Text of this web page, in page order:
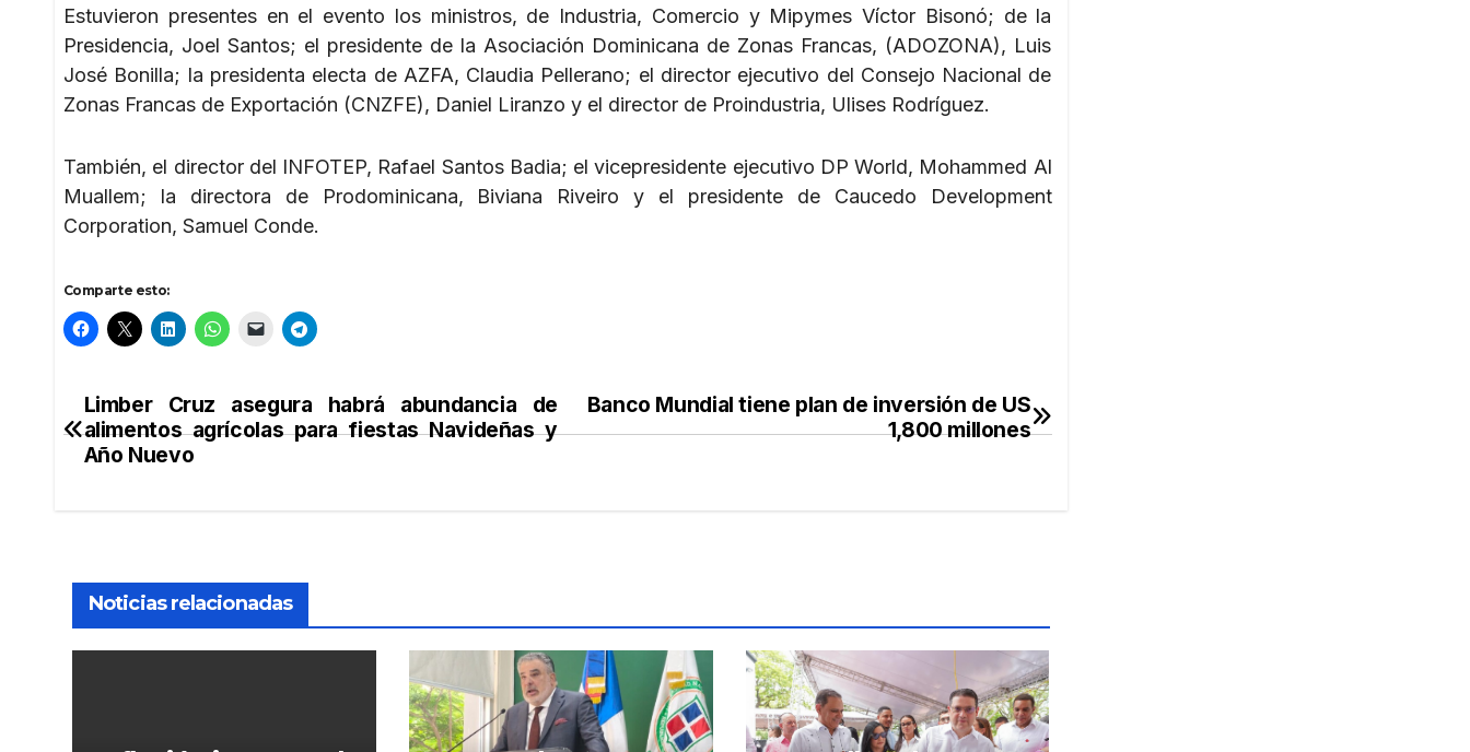
Estuvieron presentes en el evento los ministros, de Industria, Comercio y Mipymes Víctor Bisonó; de la
Presidencia, Joel Santos; el presidente de la Asociación Dominicana de Zonas Francas, (ADOZONA), Luis
José Bonilla; la presidenta electa de AZFA, Claudia Pellerano; el director ejecutivo del Consejo Nacional de
Zonas Francas de Exportación (CNZFE), Daniel Liranzo y el director de Proindustria, Ulises Rodríguez.
También, el director del INFOTEP, Rafael Santos Badia; el vicepresidente ejecutivo DP World, Mohammed Al
Muallem; la directora de Prodominicana, Biviana Riveiro y el presidente de Caucedo Development
Corporation, Samuel Conde.
Comparte esto:
Navegación
de
Banco Mundial tiene plan de inversión de US
1,800 millones
Limber Cruz asegura habrá abundancia de
alimentos agrícolas para fiestas Navideñas y
Año Nuevo
Noticias relacionadas